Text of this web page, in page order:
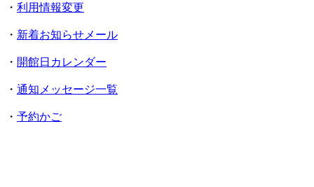
・ 利用情報変更
・ 新着お知らせメール
・ 開館日カレンダー
・ 通知メッセージ一覧
・ 予約かご